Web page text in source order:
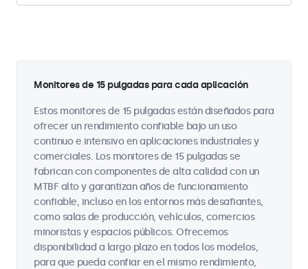
Monitores de 15 pulgadas para cada aplicación
Estos monitores de 15 pulgadas están diseñados para
ofrecer un rendimiento confiable bajo un uso
continuo e intensivo en aplicaciones industriales y
comerciales. Los monitores de 15 pulgadas se
fabrican con componentes de alta calidad con un
MTBF alto y garantizan años de funcionamiento
confiable, incluso en los entornos más desafiantes,
como salas de producción, vehículos, comercios
minoristas y espacios públicos. Ofrecemos
disponibilidad a largo plazo en todos los modelos,
para que pueda confiar en el mismo rendimiento,